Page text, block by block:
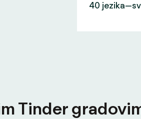
40
Tinder